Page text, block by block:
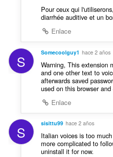
Pour ceux qui
diarrhée auditive et un
Enlace
S Somecoolguy1 hace 2 años
Warning, This extension
and one other text to
afterwards saved
used on this browser and
Enlace
S sisittu99 hace 2 años
Italian voices is too
more complicated to
uninstall it for now.